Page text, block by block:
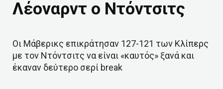
Λέοναρντ ο Ντόντσιτς
Οι Μάβερικς επικράτησαν 127-121 των Κλίπερς
με τον Ντόντσιτς να είναι «καυτός» ξανά και
έκαναν δεύτερο σερί break